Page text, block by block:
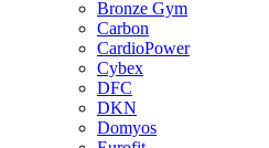
Bronze Gym
Carbon
CardioPower
Cybex
DFC
DKN
Domyos